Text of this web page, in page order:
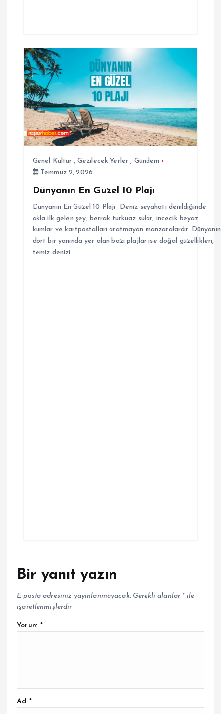
Genel Kültür , Gezilecek Yerler , Gündem
Temmuz 2, 2026
Dünyanın En Güzel 10 Plajı
Dünyanın En Güzel 10 Plajı Deniz seyahati denildiğinde
akla ilk gelen şey; berrak turkuaz sular, incecik beyaz
kumlar ve kartpostalları aratmayan manzaralardır. Dünyanın
dört bir yanında yer alan bazı plajlar ise doğal güzellikleri,
temiz denizi…
Bir yanıt yazın
E-posta adresiniz yayınlanmayacak. Gerekli alanlar *ile
işaretlenmişlerdir
Yorum *
Ad *